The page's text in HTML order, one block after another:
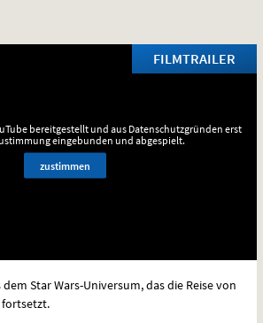
FILMTRAILER
bereitgestellt und aus Datenschutzgründen erst
eingebunden und abgespielt.
zustimmen
Star Wars-Universum, das die Reise von
fortsetzt.